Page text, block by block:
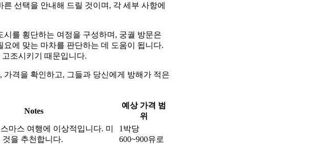
선택을 안내해 드릴 것이며, 각 세부 사항에
를 횡단하는 여정을 구성하며, 궁궐 방문은
에 맞는 마차를 판단하는 데 도움이 됩니다.
조시키기 때문입니다.
격을 확인하고, 그들과 당신에게 방해가 적은
Notes
예상 가격 범
위
마스 여행에 이상적입니다. 미
것을 추천합니다.
1박당
600~900유로